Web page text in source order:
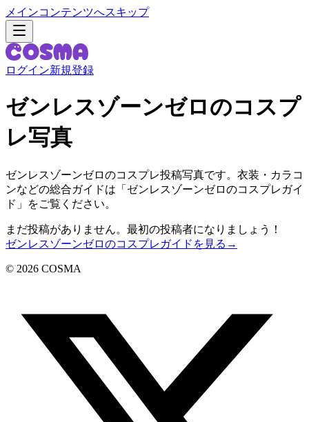
メインコンテンツへスキップ
ログイン新規登録
ゼンレスゾーンゼロのコスプ
レ写真
ゼンレスゾーンゼロのコスプレ投稿写真です。衣装・カラコ
ンなどの総合ガイドは「ゼンレスゾーンゼロのコスプレガイ
ド」をご覧ください。
まだ投稿がありません。最初の投稿者になりましょう！
ゼンレスゾーンゼロのコスプレガイドを見る →
© 2026 COSMA